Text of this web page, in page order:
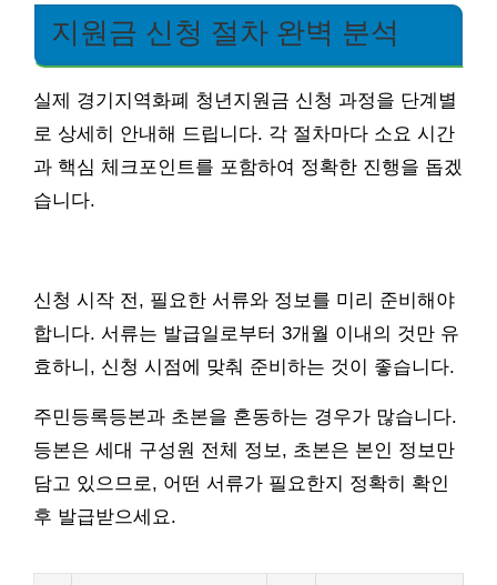
지원금 신청 절차 완벽 분석
실제 경기지역화폐 청년지원금 신청 과정을 단계별
로 상세히 안내해 드립니다. 각 절차마다 소요 시간
과 핵심 체크포인트를 포함하여 정확한 진행을 돕겠
습니다.
신청 시작 전, 필요한 서류와 정보를 미리 준비해야
합니다. 서류는 발급일로부터 3개월 이내의 것만 유
효하니, 신청 시점에 맞춰 준비하는 것이 좋습니다.
주민등록등본과 초본을 혼동하는 경우가 많습니다.
등본은 세대 구성원 전체 정보, 초본은 본인 정보만
담고 있으므로, 어떤 서류가 필요한지 정확히 확인
후 발급받으세요.